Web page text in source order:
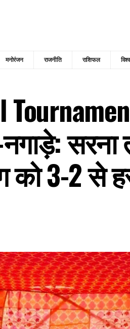
मनोरंजन राजनीति राशिफल विश्व
सरना
को 3-2 से